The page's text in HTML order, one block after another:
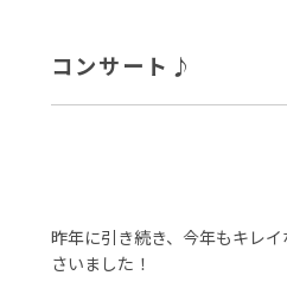
コンサート♪
昨年に引き続き、今年もキレ
さいました！